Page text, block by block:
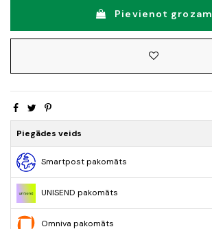
Pievienot grozam
Piegādes veids
Smartpost pakomāts
UNISEND pakomāts
Omniva pakomāts